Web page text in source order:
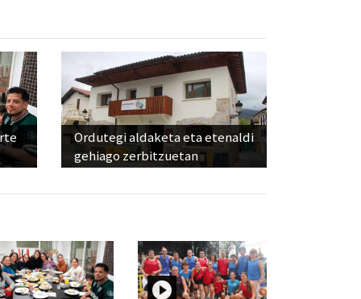
Ordutegi aldaketa eta etenaldi
gehiago zerbitzuetan